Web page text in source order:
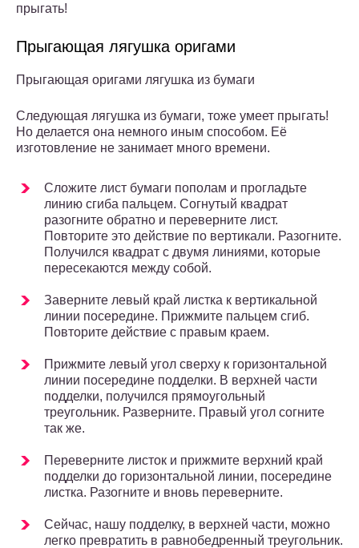
прыгать!
Прыгающая лягушка оригами
Прыгающая оригами лягушка из бумаги
Следующая лягушка из бумаги, тоже умеет прыгать!
Но делается она немного иным способом. Её
изготовление не занимает много времени.
Сложите лист бумаги пополам и прогладьте
линию сгиба пальцем. Согнутый квадрат
разогните обратно и переверните лист.
Повторите это действие по вертикали. Разогните.
Получился квадрат с двумя линиями, которые
пересекаются между собой.
Заверните левый край листка к вертикальной
линии посередине. Прижмите пальцем сгиб.
Повторите действие с правым краем.
Прижмите левый угол сверху к горизонтальной
линии посередине подделки. В верхней части
подделки, получился прямоугольный
треугольник. Разверните. Правый угол согните
так же.
Переверните листок и прижмите верхний край
подделки до горизонтальной линии, посередине
листка. Разогните и вновь переверните.
Сейчас, нашу подделку, в верхней части, можно
легко превратить в равнобедренный треугольник.